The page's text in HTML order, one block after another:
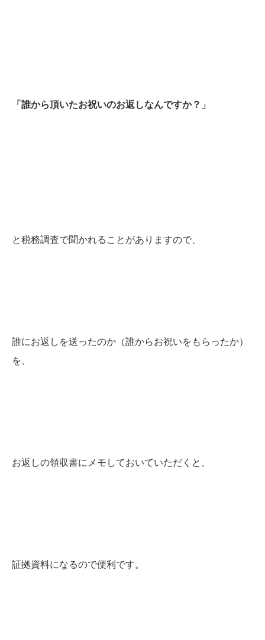
「誰から頂いたお祝いのお返しなんですか？」
と税務調査で聞かれることがありますので、
誰にお返しを送ったのか（誰からお祝いをもらったか）
を、
お返しの領収書にメモしておいていただくと、
証拠資料になるので便利です。